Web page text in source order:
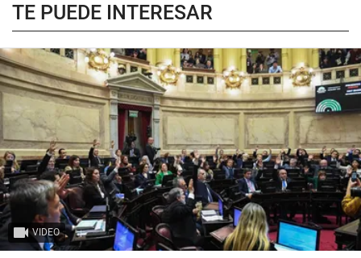
TE PUEDE INTERESAR
VIDEO